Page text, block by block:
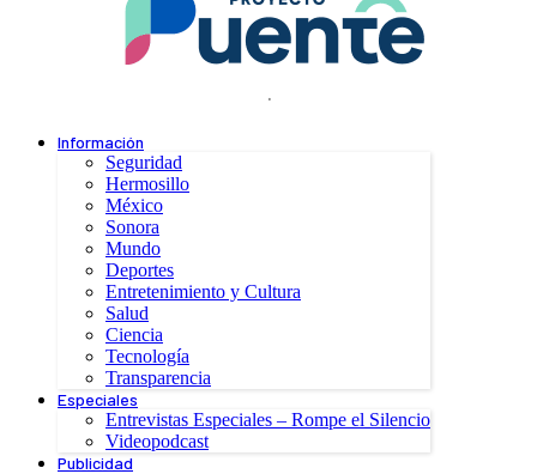
.
Información
Seguridad
Hermosillo
México
Sonora
Mundo
Deportes
Entretenimiento y Cultura
Salud
Ciencia
Tecnología
Transparencia
Especiales
Entrevistas Especiales – Rompe el Silencio
Videopodcast
Publicidad